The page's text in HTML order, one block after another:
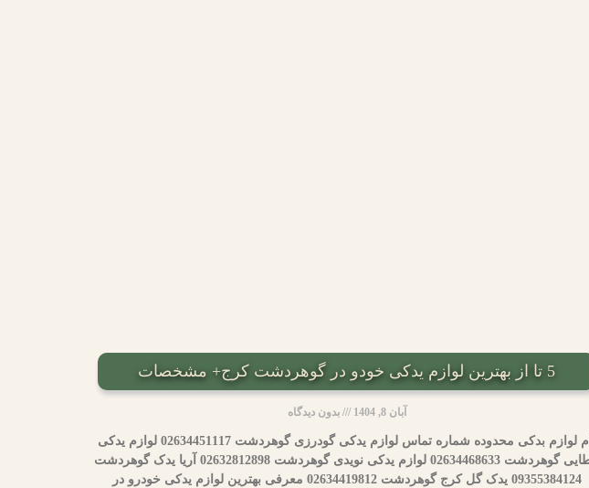
5 تا از بهترین لوازم یدکی خودو در گوهردشت کرج+ مشخصات
آبان 8, 1404 بدون دیدگاه
نام لوازم بدکی محدوده شماره تماس لوازم یدکی گودرزی گوهردشت 02634451117 لوازم یدکی
عطایی گوهردشت 02634468633 لوازم یدکی نویدی گوهردشت 02632812898 آریا یدک گوهردشت
09355384124 یدک گل کرج گوهردشت 02634419812 معرفی بهترین لوازم یدکی خودرو در